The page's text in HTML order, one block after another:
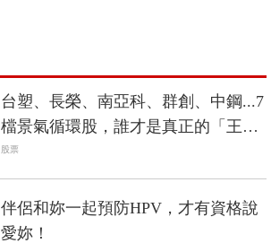
台塑、長榮、南亞科、群創、中鋼...7
檔景氣循環股，誰才是真正的「王
者」？
股票
伴侶和妳一起預防HPV，才有資格說
愛妳！